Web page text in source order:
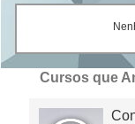
Cursos que